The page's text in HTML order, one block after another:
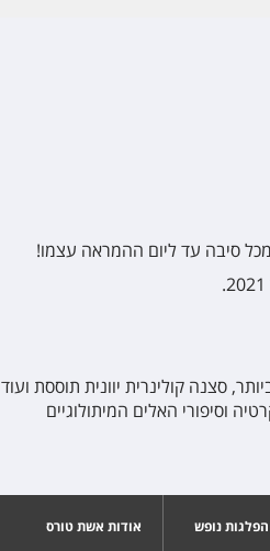
סיבה עד ליום ההמראה עצמו!
סצנה קולינרית יוונית תוססת ועוד
וסיפורי האלים המיתולוגיים
הפלגות נופש
אודות אשת טורס